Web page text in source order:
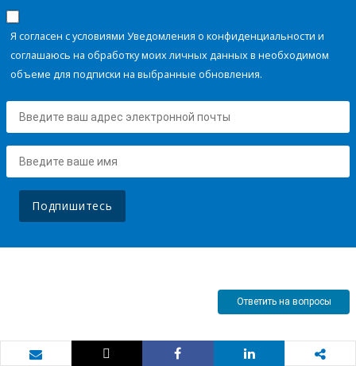
Я согласен с условиями Уведомления о конфиденциальности и
соглашаюсь на обработку моих личных данных в необходимом
объеме для подписки на выбранные обновления.
Подпишитесь
Ответить на вопросы